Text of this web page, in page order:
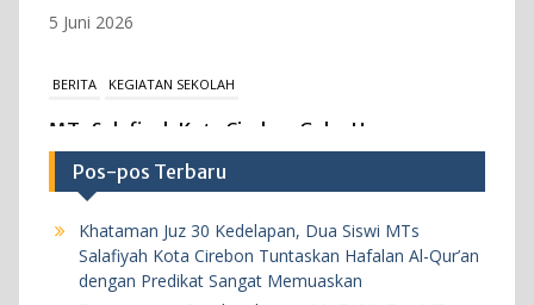
5 Juni 2026
BERITA KEGIATAN SEKOLAH
MTs Salafiyah Kota Cirebon Gelar Upacara
Peringatan Hari Kebangkitan Nasional ke-118,
Teguhkan Persatuan dan Kesatuan Bangsa
20 Mei 2026
Pos-pos Terbaru
Khataman Juz 30 Kedelapan, Dua Siswi MTs
Salafiyah Kota Cirebon Tuntaskan Hafalan Al-Qur’an
dengan Predikat Sangat Memuaskan